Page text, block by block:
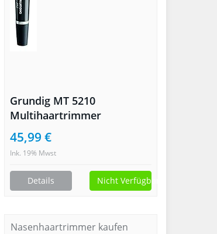
Grundig MT 5210
Multihaartrimmer
45,99 €
Ink. 19% Mwst
Details Nicht Verfügbar
Nasenhaartrimmer kaufen